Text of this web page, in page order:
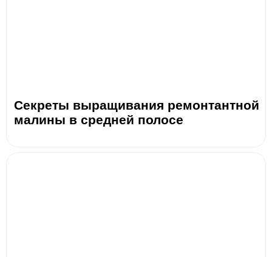
Секреты выращивания ремонтантной
малины в средней полосе